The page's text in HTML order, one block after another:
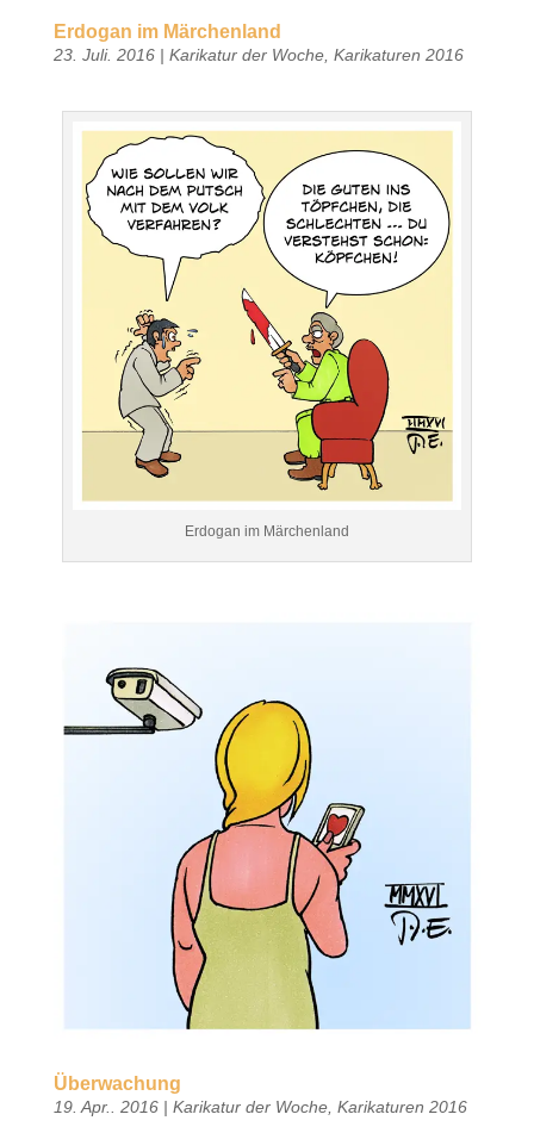
Erdogan im Märchenland
23. Juli. 2016| Karikatur der Woche, Karikaturen 2016
Erdogan im Märchenland
Überwachung
19. Apr.. 2016| Karikatur der Woche, Karikaturen 2016